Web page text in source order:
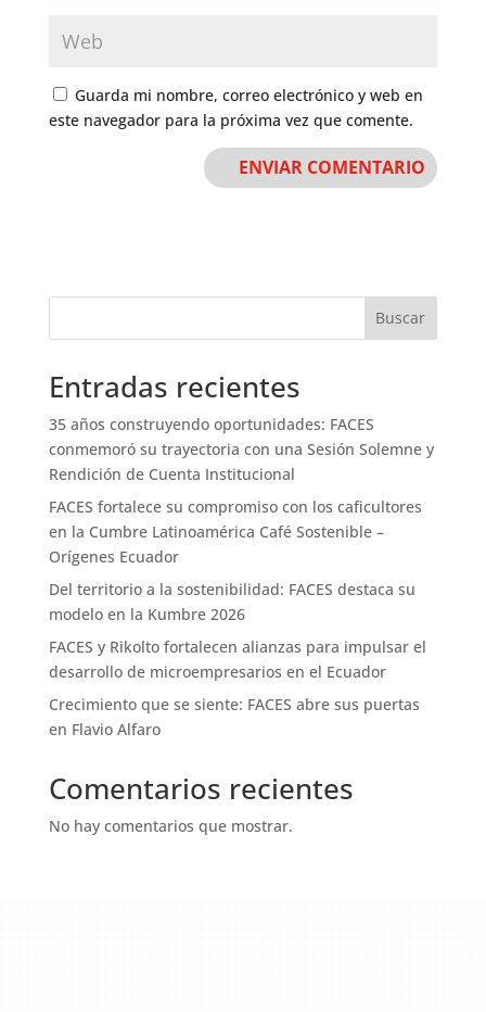
Guarda mi nombre, correo electrónico y web en
este navegador para la próxima vez que comente.
Buscar
Entradas recientes
35 años construyendo oportunidades: FACES
conmemoró su trayectoria con una Sesión Solemne y
Rendición de Cuenta Institucional
FACES fortalece su compromiso con los caficultores
en la Cumbre Latinoamérica Café Sostenible –
Orígenes Ecuador
Del territorio a la sostenibilidad: FACES destaca su
modelo en la Kumbre 2026
FACES y Rikolto fortalecen alianzas para impulsar el
desarrollo de microempresarios en el Ecuador
Crecimiento que se siente: FACES abre sus puertas
en Flavio Alfaro
Comentarios recientes
No hay comentarios que mostrar.